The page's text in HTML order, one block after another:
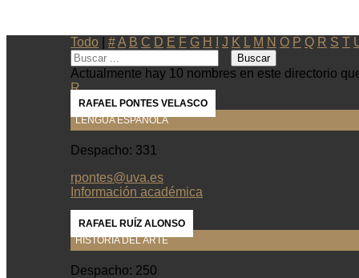
Todo #A B C D E F G H J K L M N O P Q R S T
Actualmente hay 10 nombres en este directorio
R
RAFAEL PONTES VELASCO
LENGUA ESPAÑOLA
Despacho: 331
rpontes@uva.es
Información académica
RAFAEL RUÍZ ALONSO
HISTORIA DEL ARTE
Despacho: 250